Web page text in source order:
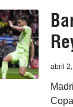
abril